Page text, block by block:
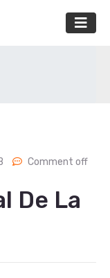
Comment off
De La